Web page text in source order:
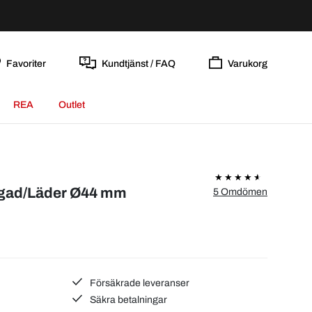
Favoriter Kundtjänst / FAQ Varukorg
REA Outlet
Läder Ø44 mm
5 Omdömen
Försäkrade leveranser
Säkra betalningar